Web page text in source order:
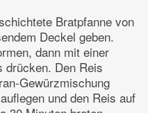
Bratpfanne von
Deckel geben.
dann mit einer
drücken. Den Reis
Gewürzmischung
und den Reis auf